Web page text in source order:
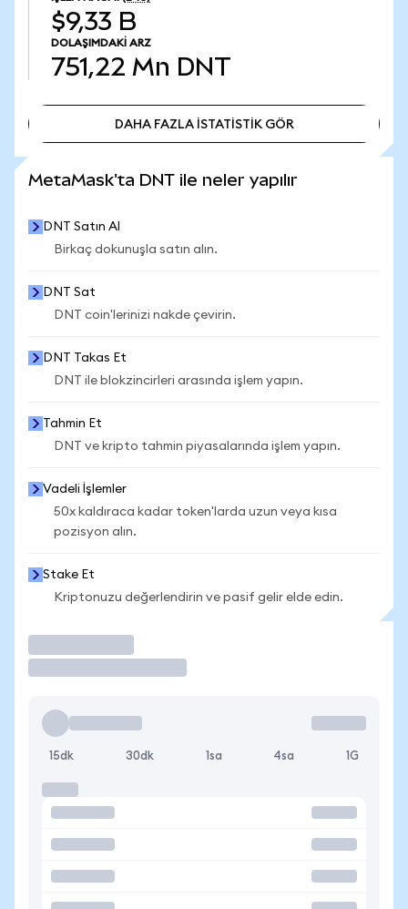
$9,33 B
DOLAŞIMDAKI ARZ
751,22 Mn DNT
DAHA FAZLA İSTATİSTİK GÖR
MetaMask'ta DNT ile neler yapılır
DNT Satın Al
Birkaç dokunuşla satın alın.
DNT Sat
DNT coin'lerinizi nakde çevirin.
DNT Takas Et
DNT ile blokzincirleri arasında işlem yapın.
Tahmin Et
DNT ve kripto tahmin piyasalarında işlem yapın.
Vadeli İşlemler
50x kaldıraca kadar token'larda uzun veya kısa
pozisyon alın.
Stake Et
Kriptonuzu değerlendirin ve pasif gelir elde edin.
15dk 30dk 1sa 4sa 1G